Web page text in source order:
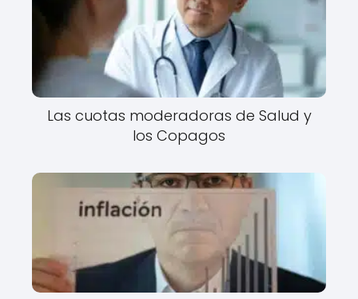
Las cuotas moderadoras de Salud y
los Copagos